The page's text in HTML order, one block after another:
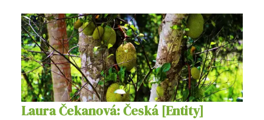
Laura Čekanová: Česká [Entity]